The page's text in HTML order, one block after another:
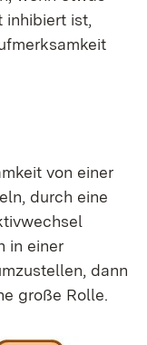
inhibiert ist,
von einer
durch eine
in einer
dann
große Rolle.